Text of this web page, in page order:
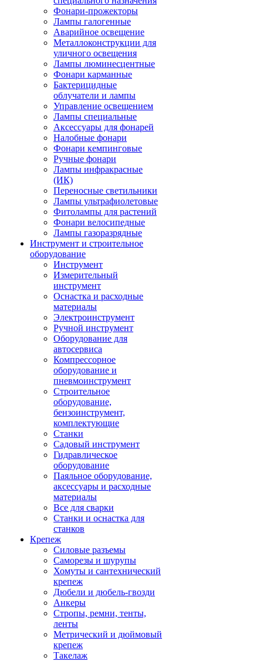
Фонари-прожекторы
Лампы галогенные
Аварийное освещение
Металлоконструкции для
уличного освещения
Лампы люминесцентные
Фонари карманные
Бактерицидные
облучатели и лампы
Управление освещением
Лампы специальные
Аксессуары для фонарей
Налобные фонари
Фонари кемпинговые
Ручные фонари
Лампы инфракрасные
(ИК)
Переносные светильники
Лампы ультрафиолетовые
Фитолампы для растений
Фонари велосипедные
Лампы газоразрядные
Инструмент и строительное
оборудование
Инструмент
Измерительный
инструмент
Оснастка и расходные
материалы
Электроинструмент
Ручной инструмент
Оборудование для
автосервиса
Компрессорное
оборудование и
пневмоинструмент
Строительное
оборудование,
бензоинструмент,
комплектующие
Станки
Садовый инструмент
Гидравлическое
оборудование
Паяльное оборудование,
аксессуары и расходные
материалы
Все для сварки
Станки и оснастка для
станков
Крепеж
Силовые разъемы
Саморезы и шурупы
Хомуты и сантехнический
крепеж
Дюбели и дюбель-гвозди
Анкеры
Стропы, ремни, тенты,
ленты
Метрический и дюймовый
крепеж
Такелаж